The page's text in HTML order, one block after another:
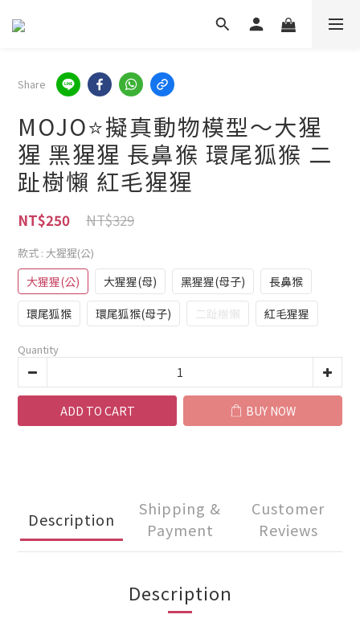
Share
MOJO⭐擬真動物模型～大猩
猩 黑猩猩 長鼻猴 環尾狐猴 二
趾樹懶 紅毛猩猩
NT$329
NT$250
款式 : 大猩猩(公)
大猩猩(公) 大猩猩(母) 黑猩猩(母子)
長鼻猴
環尾狐猴
環尾狐猴(母子) 二趾樹懶 紅毛猩猩
Quantity
ADD TO CART BUY NOW
Description
Shipping &
Payment
Customer
Reviews
Description